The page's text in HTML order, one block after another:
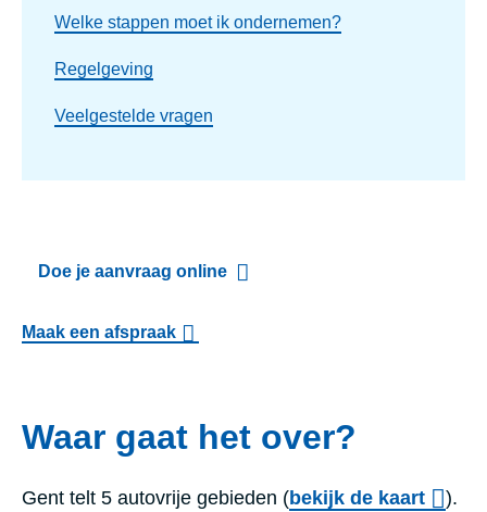
Welke stappen moet ik ondernemen?
Regelgeving
Veelgestelde vragen
Doe je aanvraag online
Maak een afspraak
Waar gaat het over?
Gent telt 5 autovrije gebieden (bekijk de kaart
).